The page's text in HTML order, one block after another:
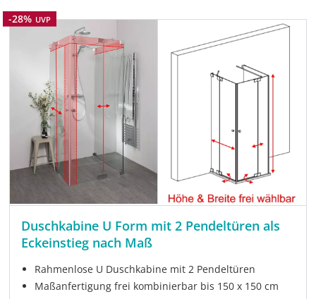
Rabatt
-28% UVP
Duschkabine U Form mit 2 Pendeltüren als
Eckeinstieg nach Maß
Rahmenlose U Duschkabine mit 2 Pendeltüren
Maßanfertigung frei kombinierbar bis 150 x 150 cm